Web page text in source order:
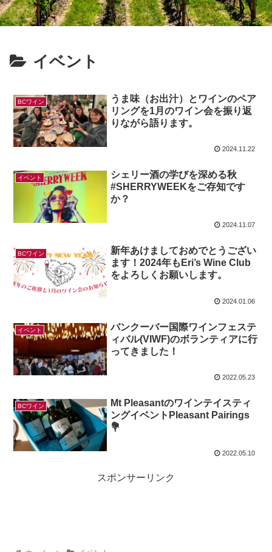
イベント
BCワイン
うま味（お出汁）とワインのペア
リングを1月のワイン会を振り返
りながら語ります。
2024.11.22
イベント
シェリー酒の学びを深める秋
#SHERRYWEEKをご存知です
か？
2024.11.07
BCワイン
新年あけましておめでとうござい
ます！2024年もEri’s Wine Club
をよろしくお願いします。
2024.01.06
イベント
バンクーバー国際ワインフェステ
ィバル(VIWF)のボランティアに行
ってきました！
2022.05.23
BCワイン
Mt Pleasantのワインテイスティ
ングイベントPleasant Pairings
💐
2022.05.10
スポンサーリンク